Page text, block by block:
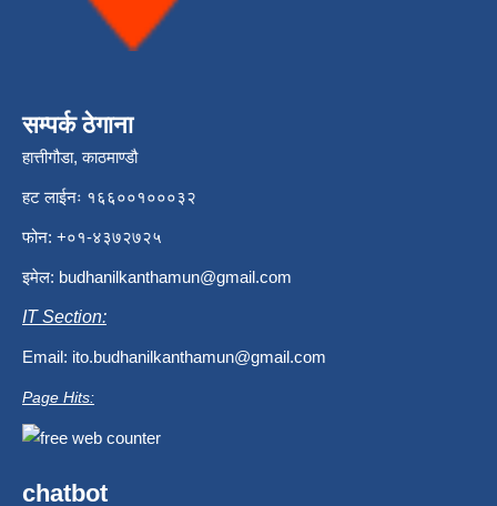
सम्पर्क ठेगाना
हात्तीगौडा, काठमाण्डौ
हट लाईनः १६६००१०००३२
फोन: +०१-४३७२७२५
इमेल: budhanilkanthamun@gmail.com
IT Section:
Email: ito.budhanilkanthamun@gmail.com
Page Hits:
chatbot